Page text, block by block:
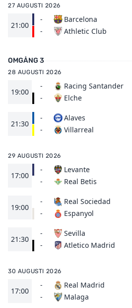
27 AUGUSTI 2026
21:00
-
-
Barcelona
Athletic Club
OMGÅNG 3
28 AUGUSTI 2026
19:00
-
-
Racing Santander
Elche
21:30
-
-
Alaves
Villarreal
29 AUGUSTI 2026
17:00
-
-
Levante
Real Betis
19:00
-
-
Real Sociedad
Espanyol
21:30
-
-
Sevilla
Atletico Madrid
30 AUGUSTI 2026
17:00
-
-
Real Madrid
Malaga